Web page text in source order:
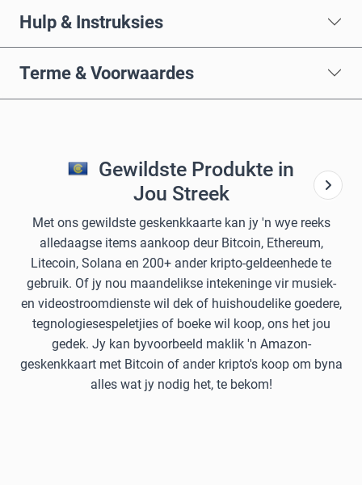
Hulp & Instruksies
Terme & Voorwaardes
Gewildste Produkte in
Jou Streek
Met ons gewildste geskenkkaarte kan jy 'n wye reeks
alledaagse items aankoop deur Bitcoin, Ethereum,
Litecoin, Solana en 200+ ander kripto-geldeenhede te
gebruik. Of jy nou maandelikse intekeninge vir musiek-
en videostroomdienste wil dek of huishoudelike goedere,
tegnologiesespeletjies of boeke wil koop, ons het jou
gedek. Jy kan byvoorbeeld maklik 'n Amazon-
geskenkkaart met Bitcoin of ander kripto's koop om byna
alles wat jy nodig het, te bekom!